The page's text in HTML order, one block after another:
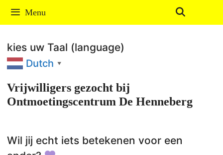
Ga
naar
inhoud
Menu
kies uw Taal (language)
Dutch ▼
Vrijwilligers gezocht bij
Ontmoetingscentrum De Henneberg
Wil jij echt iets betekenen voor een